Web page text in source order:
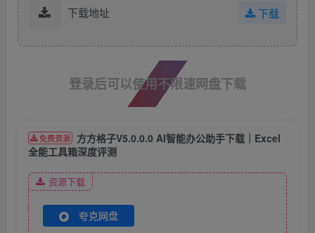
下载地址 下载
登录后可以使用不限速网盘下载
免费资源
方方格子V5.0.0.0 AI智能办公助手下载｜Excel
全能工具箱深度评测​
资源下载
夸克网盘